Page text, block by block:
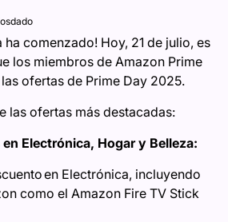
ha comenzado! Hoy, 21 de julio, es
los miembros de Amazon Prime
ofertas de Prime Day 2025.
las ofertas más destacadas:
Electrónica, Hogar y Belleza:
en Electrónica, incluyendo
como el Amazon Fire TV Stick